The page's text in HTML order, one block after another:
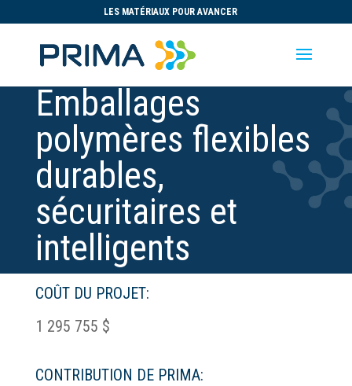
LES MATÉRIAUX POUR AVANCER
Emballages
polymères flexibles
durables,
sécuritaires et
intelligents
COÛT DU PROJET:
1 295 755 $
CONTRIBUTION DE PRIMA: